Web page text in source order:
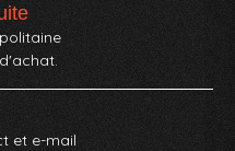
et e-mail